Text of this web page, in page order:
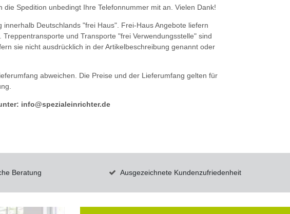
die Spedition unbedingt Ihre Telefonnummer mit an. Vielen Dank!
Deutschlands "frei Haus". Frei-Haus Angebote liefern
und Transporte "frei Verwendungsstelle" sind
sie nicht ausdrücklich in der Artikelbeschreibung genannt oder
abweichen. Die Preise und der Lieferumfang gelten für
info@spezialeinrichter.de
Beratung Ausgezeichnete Kundenzufriedenheit